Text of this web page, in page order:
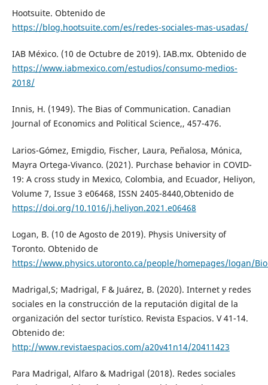
Hootsuite. Obtenido de
https://blog.hootsuite.com/es/redes-sociales-mas-usadas/
IAB México. (10 de Octubre de 2019). IAB.mx. Obtenido de
https://www.iabmexico.com/estudios/consumo-medios-
2018/
Innis, H. (1949). The Bias of Communication. Canadian
Journal of Economics and Political Science,, 457-476.
Larios-Gómez, Emigdio, Fischer, Laura, Peñalosa, Mónica,
Mayra Ortega-Vivanco. (2021). Purchase behavior in COVID-
19: A cross study in Mexico, Colombia, and Ecuador, Heliyon,
Volume 7, Issue 3 e06468, ISSN 2405-8440,Obtenido de
https://doi.org/10.1016/j.heliyon.2021.e06468
Logan, B. (10 de Agosto de 2019). Physis University of
Toronto. Obtenido de
https://www.physics.utoronto.ca/people/homepages/logan/
Madrigal,S; Madrigal, F & Juárez, B. (2020). Internet y redes
sociales en la construcción de la reputación digital de la
organización del sector turístico. Revista Espacios. V 41-14.
Obtenido de:
http://www.revistaespacios.com/a20v41n14/20411423
Para Madrigal, Alfaro & Madrigal (2018). Redes sociales